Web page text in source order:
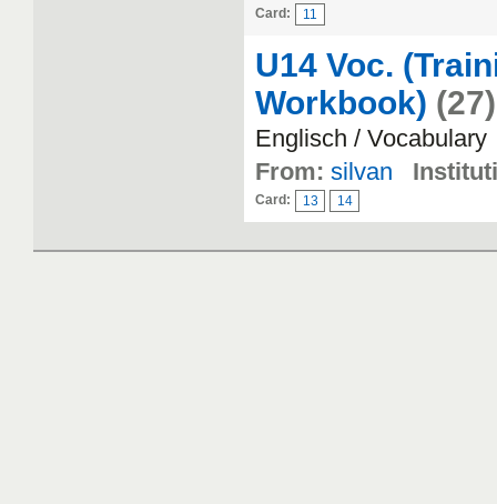
Card: 11
U14 Voc.
Workbook) (27)
Englisch / Vocabulary
From: silvan
Card: 13 14